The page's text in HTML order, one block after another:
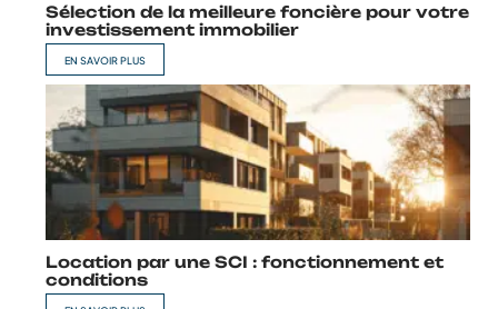
Sélection de la meilleure foncière pour votre
investissement immobilier
EN SAVOIR PLUS
Location par une SCI : fonctionnement et
conditions